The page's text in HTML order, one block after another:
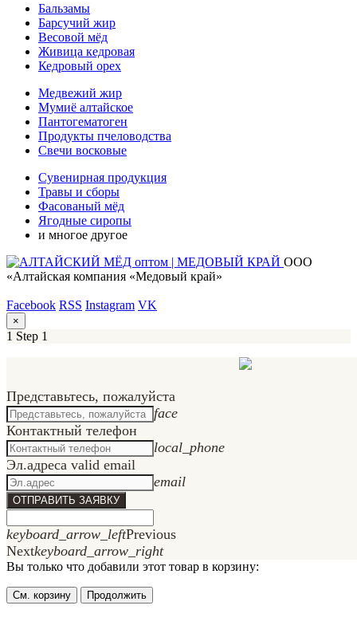
Бальзамы
Барсучий жир
Весовой мёд
Живица кедровая
Кедровый орех
Медвежий жир
Мумиё алтайское
Пантогематоген
Продукты пчеловодства
Свечи восковые
Сувенирная продукция
Травы и сборы
Фасованый мёд
Ягодные сиропы
и многое другое
ООО
«Алтайская компания «Медовый край»
Facebook RSS Instagram VK
×
1 Step 1
Представьтесь, пожалуйста
face
Контактный телефон
local_phone
Эл.адресa valid email
email
ОТПРАВИТЬ ЗАЯВКУ
keyboard_arrow_leftPrevious
Nextkeyboard_arrow_right
Вы только что добавили этот товар в корзину:
См. корзину Продолжить